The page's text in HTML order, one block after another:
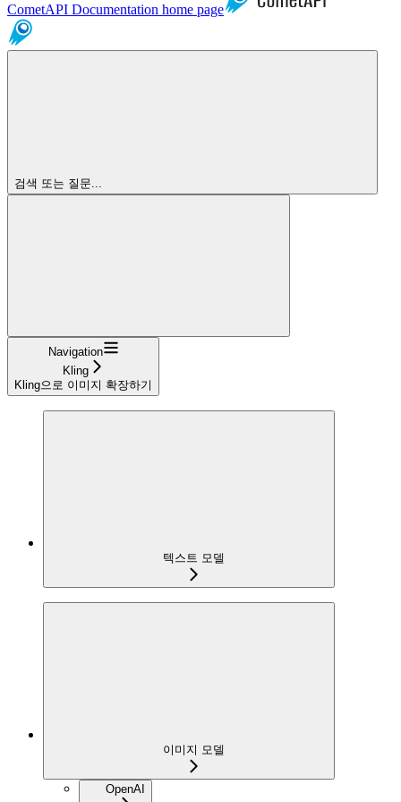
CometAPI Documentation home page
검색 또는 질문...
Navigation
Kling
Kling으로 이미지 확장하기
텍스트 모델
이미지 모델
OpenAI